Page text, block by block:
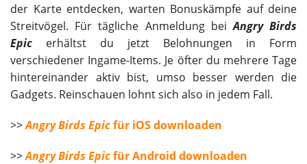
der Karte entdecken, warten Bonuskämpfe auf deine
Streitvögel. Für tägliche Anmeldung beiAngry Birds
Epic erhältst du jetzt Belohnungen in Form
verschiedener Ingame-Items. Je öfter du mehrere Tage
hintereinander aktiv bist, umso besser werden die
Gadgets. Reinschauen lohnt sich also in jedem Fall.
>>Angry Birds Epicfür iOS downloaden
>>Angry Birds Epicfür Android downloaden